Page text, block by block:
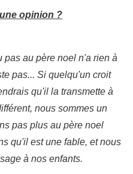
opinion ?
pas au père noel n'a rien à
pas... Si quelqu'un croit
qu'il la transmette à
nous sommes un
pas plus au père noel
qu'il est une fable, et nous
à nos enfants.